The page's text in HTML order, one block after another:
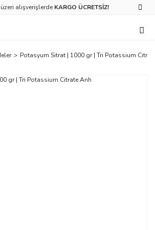
alışverişlerde KARGO ÜCRETSİZ!
Potasyum Sitrat | 1000 gr | Tri Potassium